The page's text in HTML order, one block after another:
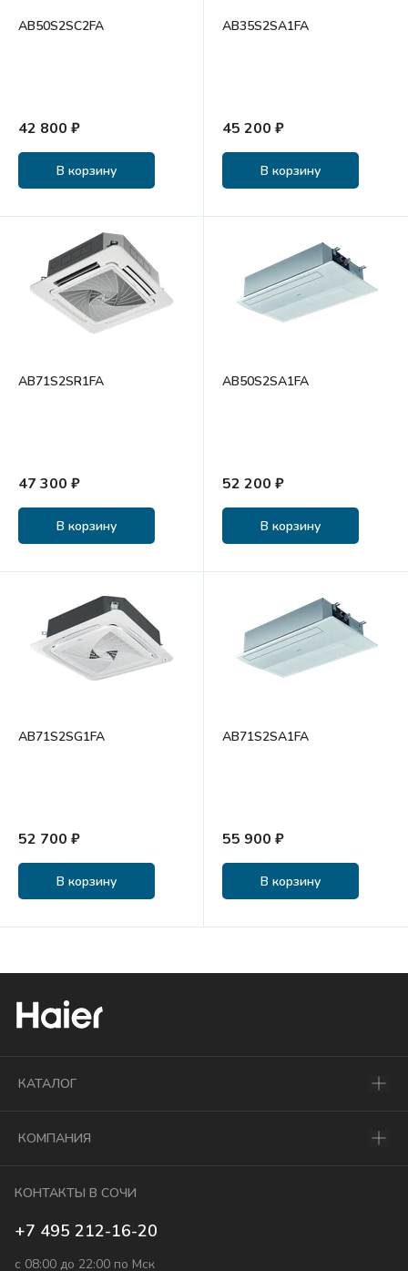
AB50S2SC2FA
42 800 ₽
В корзину
AB35S2SA1FA
45 200 ₽
В корзину
AB71S2SR1FA
47 300 ₽
В корзину
AB50S2SA1FA
52 200 ₽
В корзину
AB71S2SG1FA
52 700 ₽
В корзину
AB71S2SA1FA
55 900 ₽
В корзину
КАТАЛОГ
КОМПАНИЯ
КОНТАКТЫ В СОЧИ
+7 495 212-16-20
с 08:00 до 22:00 по Мск